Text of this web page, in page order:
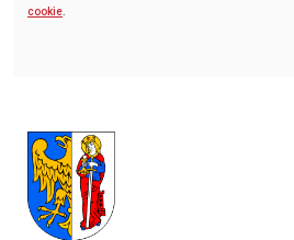
cookie.